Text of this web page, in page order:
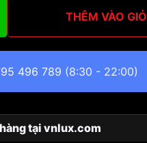
THÊM VÀO GIỎ
496 789 (8:30 - 22:00)
tại vnlux.com